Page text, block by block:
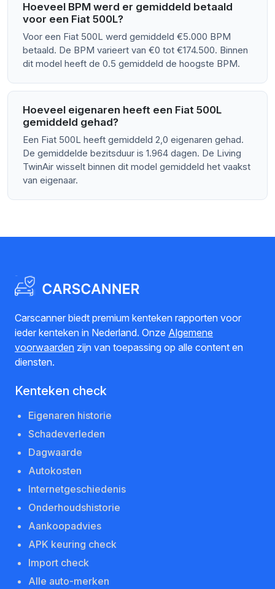
Hoeveel BPM werd er gemiddeld betaald
voor een Fiat 500L?
Voor een Fiat 500L werd gemiddeld €5.000 BPM
betaald. De BPM varieert van €0 tot €174.500. Binnen
dit model heeft de 0.5 gemiddeld de hoogste BPM.
Hoeveel eigenaren heeft een Fiat 500L
gemiddeld gehad?
Een Fiat 500L heeft gemiddeld 2,0 eigenaren gehad.
De gemiddelde bezitsduur is 1.964 dagen. De Living
TwinAir wisselt binnen dit model gemiddeld het vaakst
van eigenaar.
Carscanner biedt premium kenteken rapporten voor
ieder kenteken in Nederland. Onze Algemene
voorwaarden zijn van toepassing op alle content en
diensten.
Kenteken check
Eigenaren historie
Schadeverleden
Dagwaarde
Autokosten
Internetgeschiedenis
Onderhoudshistorie
Aankoopadvies
APK keuring check
Import check
Alle auto-merken